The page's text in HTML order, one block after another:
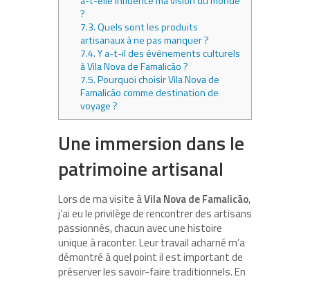
?
7.3.Quels sont les produits
artisanaux à ne pas manquer ?
7.4.Y a-t-il des événements culturels
à Vila Nova de Famalicão ?
7.5.Pourquoi choisir Vila Nova de
Famalicão comme destination de
voyage ?
Une immersion dans le
patrimoine artisanal
Lors de ma visite àVila Nova de Famalicão,
j’ai eu le privilège de rencontrer des artisans
passionnés, chacun avec une histoire
unique à raconter. Leur travail acharné m’a
démontré à quel point il est important de
préserver les savoir-faire traditionnels. En